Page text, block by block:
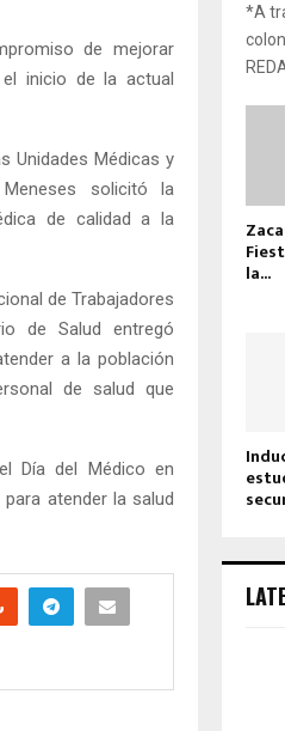
de mejorar
inicio de la actual
Unidades Médicas y
solicitó la
de calidad a la
de Trabajadores
de Salud entregó
a la población
de salud que
Día del Médico en
atender la salud
*A
la...